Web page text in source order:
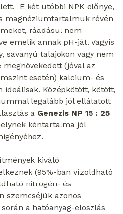
E két utóbbi NPK előnye,
magnéziumtartalmuk révén
ráadásul nem
emelik annak pH-ját. Vagyis
savanyú talajokon vagy nem
(jóval az
esetén) kalcium- és
ideálisak. Középkötött, kötött,
legalább jól ellátatott
a Genezis NP 15 : 25
kéntartalma jól
kiváló
(95%-ban vízoldható
nitrogén- és
szemcséjük azonos
a hatóanyag-eloszlás